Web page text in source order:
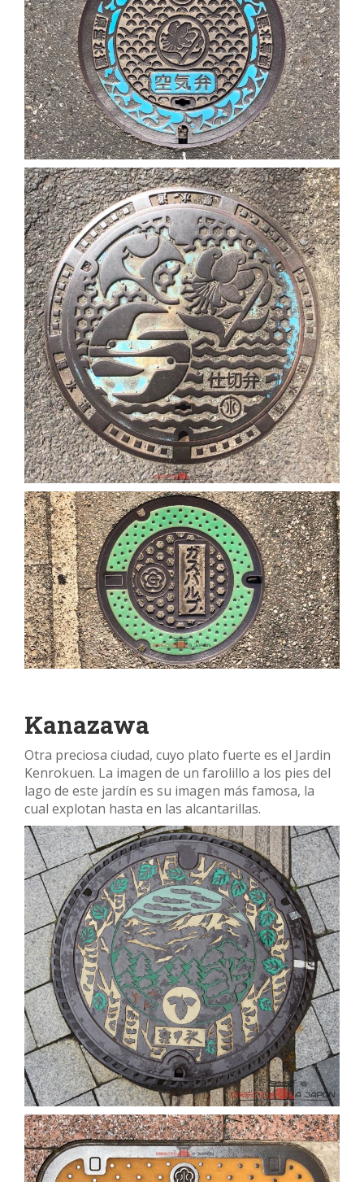
Kanazawa
Otra preciosa ciudad, cuyo plato fuerte es el Jardin
Kenrokuen. La imagen de un farolillo a los pies del
lago de este jardín es su imagen más famosa, la
cual explotan hasta en las alcantarillas.